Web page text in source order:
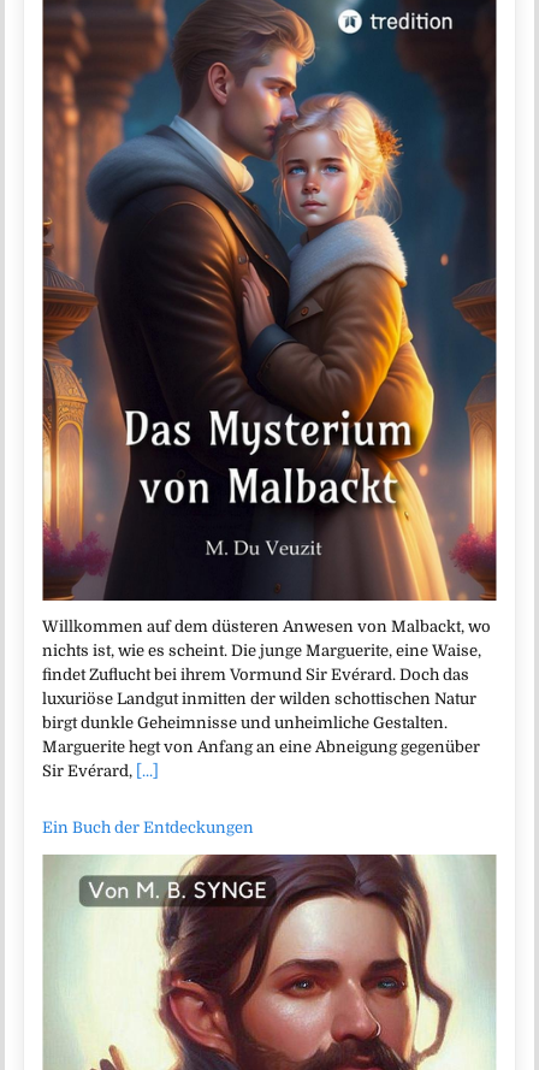
Willkommen auf dem düsteren Anwesen von Malbackt, wo
nichts ist, wie es scheint. Die junge Marguerite, eine Waise,
findet Zuflucht bei ihrem Vormund Sir Evérard. Doch das
luxuriöse Landgut inmitten der wilden schottischen Natur
birgt dunkle Geheimnisse und unheimliche Gestalten.
Marguerite hegt von Anfang an eine Abneigung gegenüber
Sir Evérard, [...]
Ein Buch der Entdeckungen